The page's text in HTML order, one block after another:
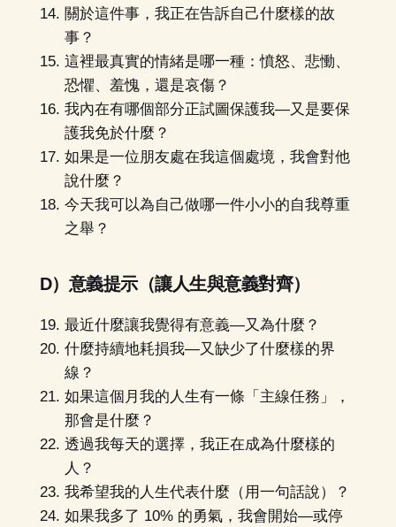
關於這件事，我正在告訴自己什麼樣的故
事？
這裡最真實的情緒是哪一種：憤怒、悲慟、
恐懼、羞愧，還是哀傷？
我內在有哪個部分正試圖保護我—又是要保
護我免於什麼？
如果是一位朋友處在我這個處境，我會對他
說什麼？
今天我可以為自己做哪一件小小的自我尊重
之舉？
D）意義提示（讓人生與意義對齊）
最近什麼讓我覺得有意義—又為什麼？
什麼持續地耗損我—又缺少了什麼樣的界
線？
如果這個月我的人生有一條「主線任務」，
那會是什麼？
透過我每天的選擇，我正在成為什麼樣的
人？
我希望我的人生代表什麼（用一句話說）？
如果我多了 10% 的勇氣，我會開始—或停